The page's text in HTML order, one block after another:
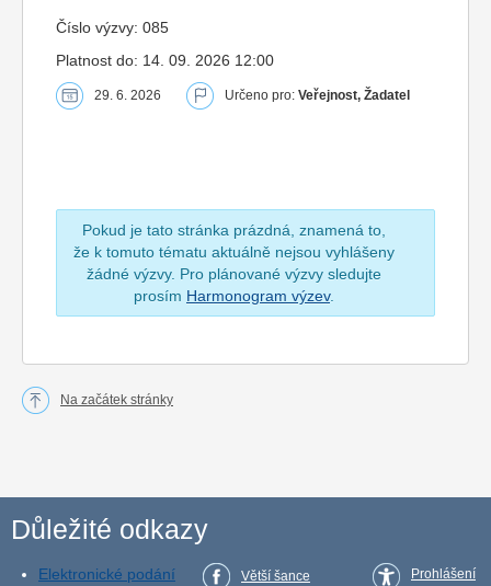
Číslo výzvy: 085
Platnost do: 14. 09. 2026 12:00
29. 6. 2026 Určeno pro: Veřejnost, Žadatel
Pokud je tato stránka prázdná, znamená to,
že k tomuto tématu aktuálně nejsou vyhlášeny
žádné výzvy. Pro plánované výzvy sledujte
prosím Harmonogram výzev.
Na začátek stránky
Důležité odkazy
Elektronické podání
Větší šance
Prohlášení